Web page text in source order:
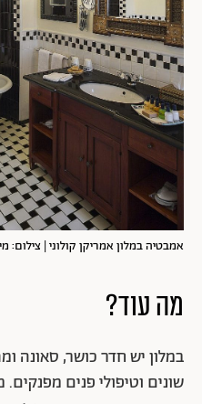
אמבטיה במלון אמריקן קולוני | צילום:
מה עוד?
במלון יש חדר כושר, סאונה
שונים וטיפולי פנים